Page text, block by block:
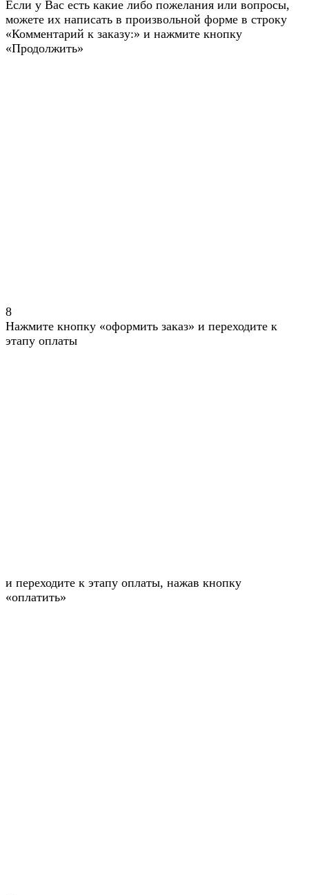
Если у Вас есть какие либо пожелания или вопросы,
можете их написать в произвольной форме в строку
«Комментарий к заказу:» и нажмите кнопку
«Продолжить»
8
Нажмите кнопку «оформить заказ» и переходите к
этапу оплаты
и переходите к этапу оплаты, нажав кнопку
«оплатить»